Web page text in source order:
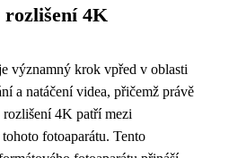
rozlišení 4K
významný krok vpřed v oblasti
a natáčení videa, přičemž právě
4K patří mezi
fotoaparátu. Tento